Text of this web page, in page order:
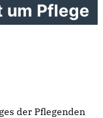
Pflege
der Pflegenden